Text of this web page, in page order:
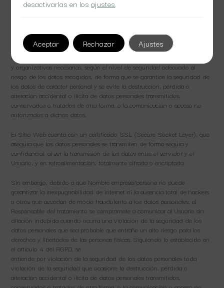
personales
Nombre empresa/persona se compromete a adoptar las medidas técnicas
y organizativas necesarias, según el nivel de seguridad adecuado al
riesgo de los datos recogidos, de forma que se garantice la seguridad de
los datos de carácter personal y se evite la destrucción, pérdida o
alteración accidental o ilícita de datos personales transmitidos,
conservados o tratados de otra forma, o la comunicación o acceso no
autorizados a dichos datos.
El Sitio Web cuenta con un certificado SSL (Secure Socket Layer), que
asegura que los datos personales se transmiten de forma segura y
confidencial, al ser la transmisión de los datos entre el servidor y el
Usuario, y en retroalimentación, totalmente cifrada o encriptada.
Sin embargo, debido a que Nombre empresa/persona no puede
garantizar la inexpugnabilidad de internet ni la ausencia total de hackers
u otros que accedan de modo fraudulento a los datos personales, el
Responsable del tratamiento se compromete a comunicar al Usuario sin
dilación indebida cuando ocurra una violación de la seguridad de los
datos personales que sea probable que entrañe un alto riesgo para los
derechos y libertades de las personas físicas. Siguiendo lo establecido en
el artículo 4 del RGPD, se
entiende por violación de la seguridad de los datos personales toda
violación de la seguridad que ocasione la destrucción, pérdida o
alteración accidental o ilícita de datos personales transmitidos,
desactivarlas en losajustes.
Aceptar Rechazar Ajustes